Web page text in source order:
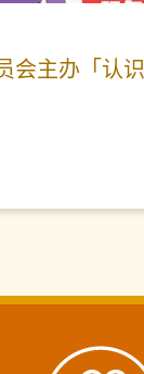
会主办「认识